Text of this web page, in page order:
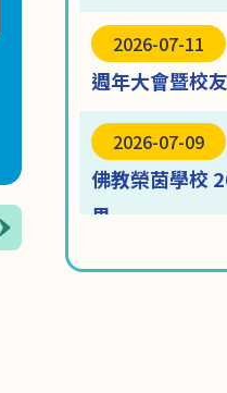
2026-07-11
週年大會暨校
2026-07-09
佛教榮茵學校
果
2026-07-02
減電 海報設計比賽